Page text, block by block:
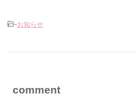
-お知らせ
comment